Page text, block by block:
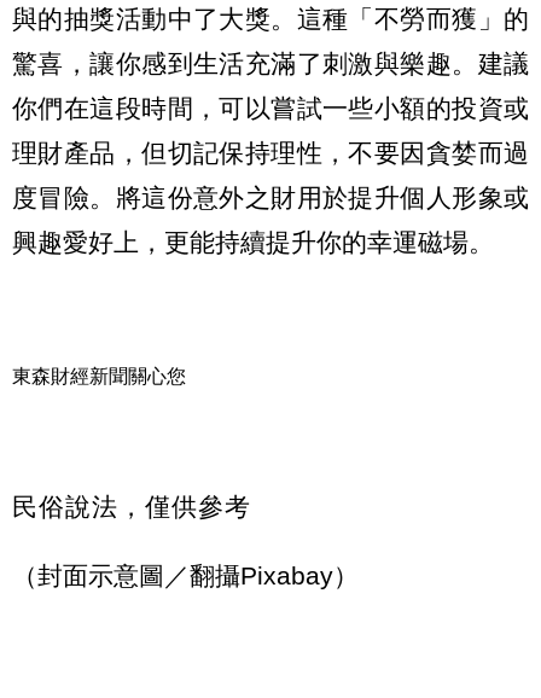
與的抽獎活動中了大獎。這種「不勞而獲」的
驚喜，讓你感到生活充滿了刺激與樂趣。建議
你們在這段時間，可以嘗試一些小額的投資或
理財產品，但切記保持理性，不要因貪婪而過
度冒險。將這份意外之財用於提升個人形象或
興趣愛好上，更能持續提升你的幸運磁場。
東森財經新聞關心您
民俗說法，僅供參考
（封面示意圖／翻攝Pixabay）